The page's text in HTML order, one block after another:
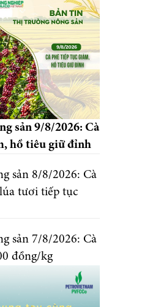
sản 9/8/2026: Cà
hồ tiêu giữ đỉnh
sản 8/8/2026: Cà
tươi tiếp tục
sản 7/8/2026: Cà
đồng/kg